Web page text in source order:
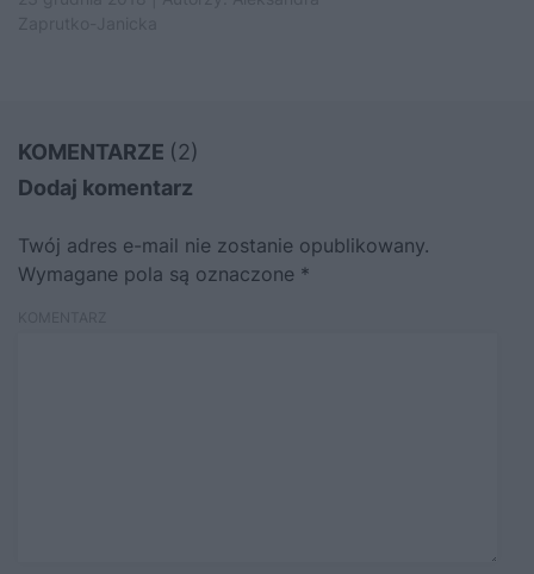
KOMENTARZE (2)
Dodaj komentarz
Twój adres e-mail nie zostanie opublikowany.
Wymagane pola są oznaczone *